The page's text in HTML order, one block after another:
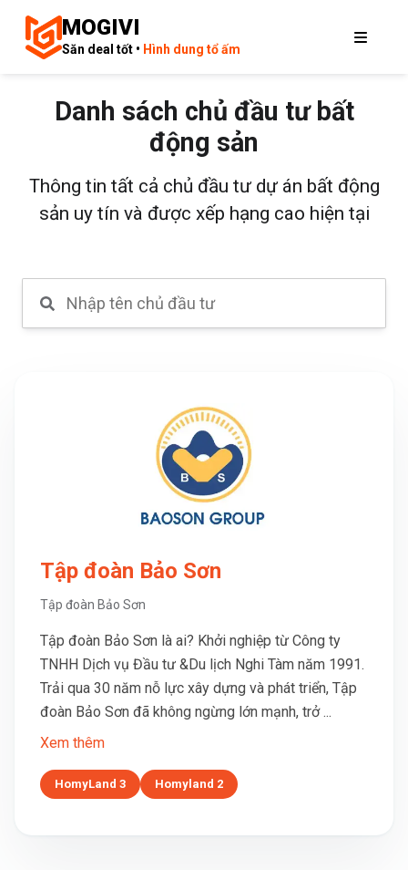
MOGIVI
Săn deal tốt • Hình dung tổ ấm
Danh sách chủ đầu tư bất
động sản
Thông tin tất cả chủ đầu tư dự án bất động
sản uy tín và được xếp hạng cao hiện tại
Tập đoàn Bảo Sơn
Tập đoàn Bảo Sơn
Tập đoàn Bảo Sơn là ai? Khởi nghiệp từ Công ty
TNHH Dịch vụ Đầu tư &Du lịch Nghi Tàm năm 1991.
Trải qua 30 năm nỗ lực xây dựng và phát triển, Tập
đoàn Bảo Sơn đã không ngừng lớn mạnh, trở ...
Xem thêm
HomyLand 3 Homyland 2